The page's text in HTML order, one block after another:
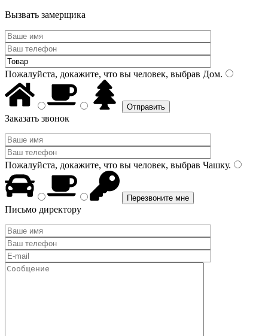
Вызвать замерщика
Пожалуйста, докажите, что вы человек, выбрав Дом.
Заказать звонок
Пожалуйста, докажите, что вы человек, выбрав Чашку.
Письмо директору